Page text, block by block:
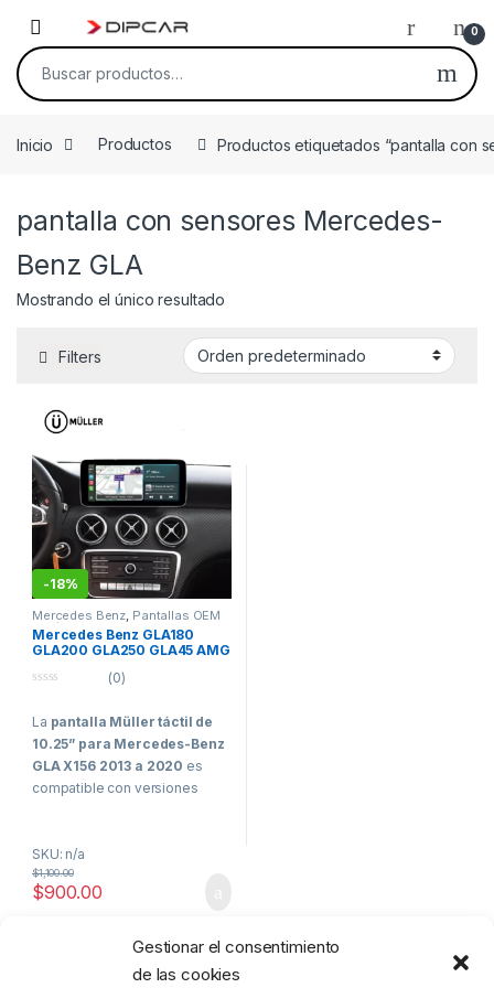
Gestionar el consentimiento
de las cookies
0
Buscar por:
Inicio Productos Productos etiquetados “pantalla con
pantalla con sensores Mercedes-
Benz GLA
Mostrando el único resultado
Filters
-18%
Mercedes Benz Pantallas OEM
Vehículos de Alta Gama
Mercedes Benz GLA180
GLA200 GLA250 GLA45 AMG
Apple CarPlay Android Auto
u
t
o
f
5
(0)
La pantalla Müller táctil de
10.25” para Mercedes-Benz
GLA X156 2013 a 2020 es
compatible con versiones
elespacio original del
vehículo
de fábrica
ycámara de
reversa original
. Cuenta con
SKU: n/a
$900.00
$1,100.00
Mostrando el único resultado